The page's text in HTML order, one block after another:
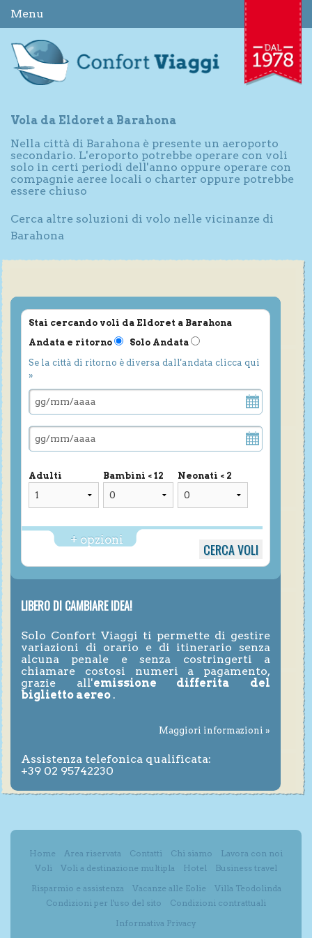
Menu
Vola da Eldoret a Barahona
Nella città di Barahona è presente un aeroporto
secondario. L'eroporto potrebbe operare con voli
solo in certi periodi dell'anno oppure operare con
compagnie aeree locali o charter oppure potrebbe
essere chiuso
Cerca altre soluzioni di volo nelle vicinanze di
Barahona
Stai cercando voli da Eldoret a Barahona
Andata e ritorno
Solo Andata
Se la città di ritorno è diversa dall'andata clicca qui
»
Adulti Bambini < 12 Neonati < 2
+ opzioni
LIBERO DI CAMBIARE IDEA!
Solo Confort Viaggi ti permette di gestire
variazioni di orario e di itinerario senza
alcuna penale e senza costringerti a
chiamare costosi numeri a pagamento,
grazie all'emissione differita del
biglietto aereo .
Maggiori informazioni »
Assistenza telefonica qualificata:
+39 02 95742230
Home Area riservata Contatti Chi siamo
Lavora con noi
Voli
Voli a destinazione multipla Hotel
Business travel
Risparmio e assistenza
Vacanze alle Eolie
Villa Teodolinda
Condizioni per l'uso del sito
Condizioni contrattuali
Informativa Privacy